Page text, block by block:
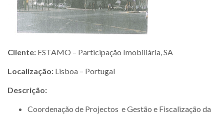
Cliente: ESTAMO – Participação Imobiliária, SA
Localização: Lisboa – Portugal
Descrição:
Coordenação de Projectos e Gestão e Fiscalização da